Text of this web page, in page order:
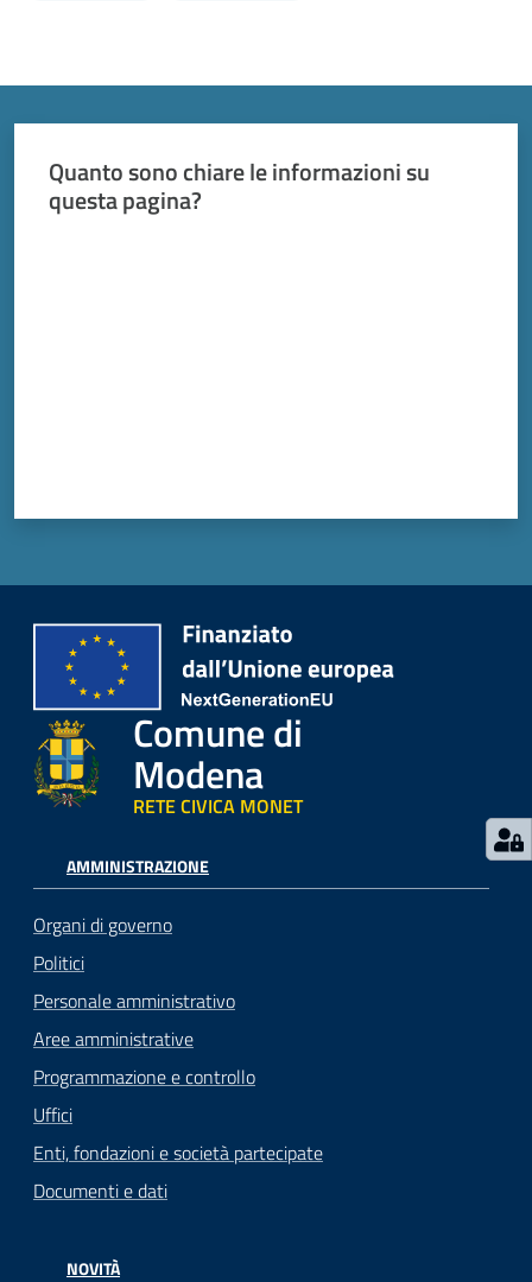
Quanto sono chiare le informazioni su
questa pagina?
Comune di
Modena
RETE CIVICA MONET
AMMINISTRAZIONE
Organi di governo
Politici
Personale amministrativo
Aree amministrative
Programmazione e controllo
Uffici
Enti, fondazioni e società partecipate
Documenti e dati
NOVITÀ